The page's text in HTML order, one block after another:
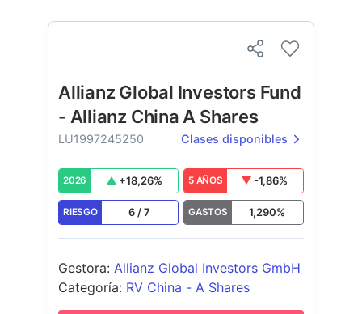
Allianz Global Investors Fund
- Allianz China A Shares
LU1997245250 Clases disponibles
2026 +18,26% 5 AÑOS -1,86%
RIESGO 6 /7 GASTOS 1,290%
Gestora: Allianz Global Investors GmbH
Categoría: RV China - A Shares